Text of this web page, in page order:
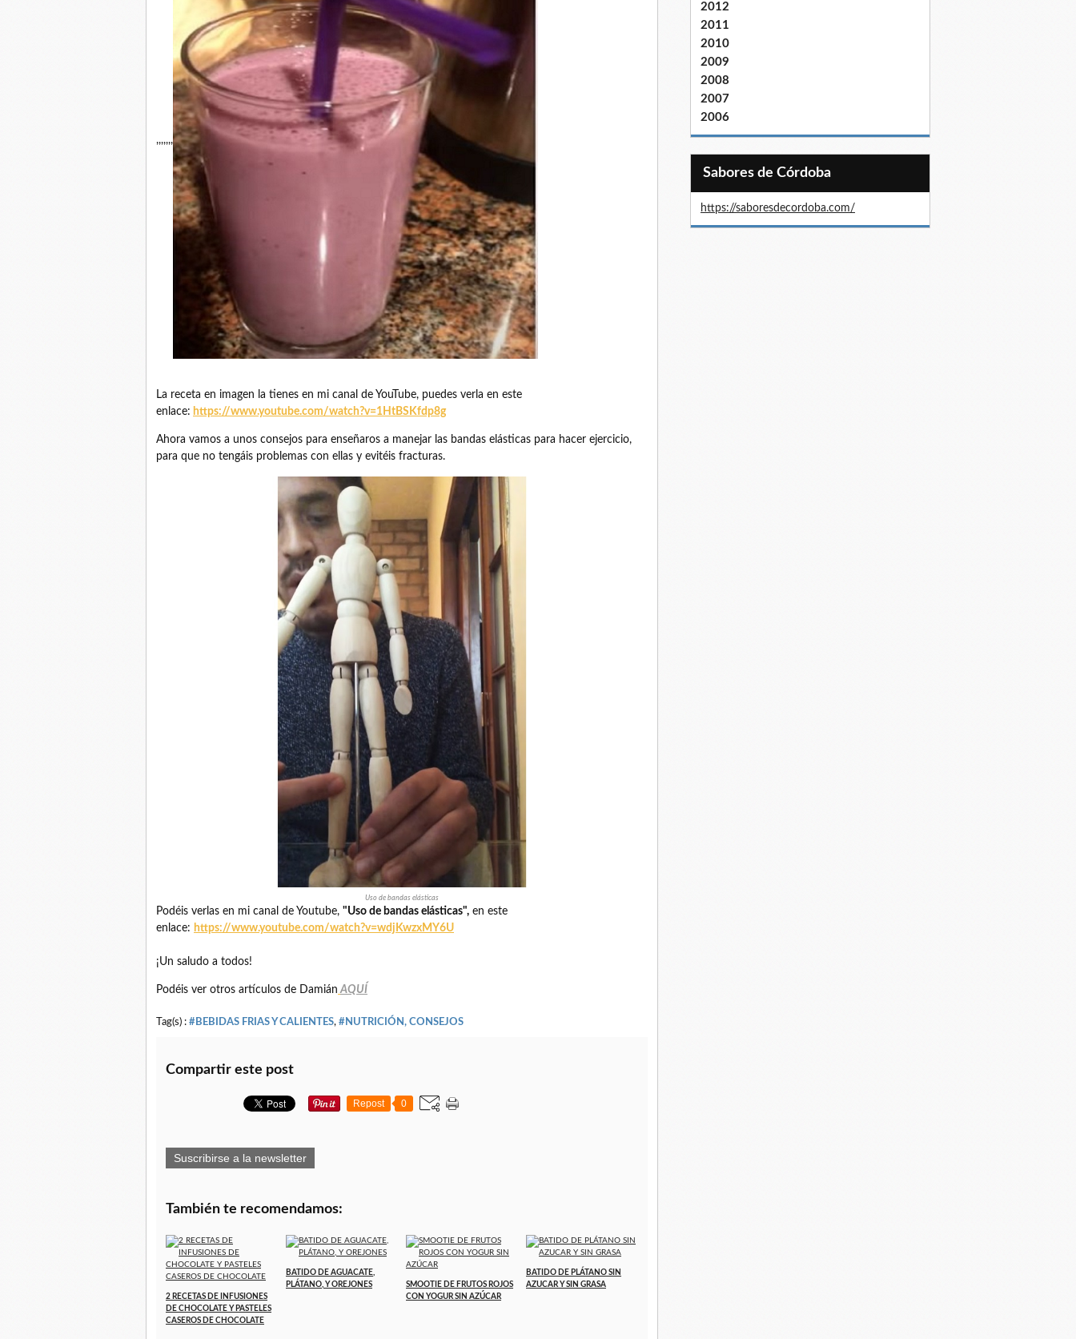
,,,,,,,
La receta en imagen la tienes en mi canal de YouTube, puedes verla en este
enlace: https://www.youtube.com/watch?v=1HtBSKfdp8g
Ahora vamos a unos consejos para enseñaros a manejar las bandas elásticas para hacer ejercicio,
para que no tengáis problemas con ellas y evitéis fracturas.
Uso de bandas elásticas
Podéis verlas en mi canal de Youtube, "Uso de bandas elásticas", en este
enlace: https://www.youtube.com/watch?v=wdjKwzxMY6U
¡Un saludo a todos!
Podéis ver otros artículos de Damián AQUÍ
Tag(s) : #BEBIDAS FRIAS Y CALIENTES, #NUTRICIÓN, CONSEJOS
Compartir este post
Repost 0
Suscribirse a la newsletter
También te recomendamos:
2 RECETAS DE INFUSIONES
DE CHOCOLATE Y PASTELES
CASEROS DE CHOCOLATE
BATIDO DE AGUACATE,
PLÁTANO, Y OREJONES
SMOOTIE DE FRUTOS ROJOS
CON YOGUR SIN AZÚCAR
BATIDO DE PLÁTANO SIN
AZUCAR Y SIN GRASA
2012
2011
2010
2009
2008
2007
2006
Sabores de Córdoba
https://saboresdecordoba.com/